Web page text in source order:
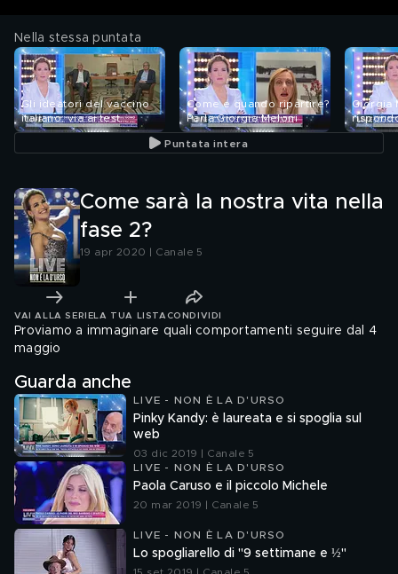
Nella stessa puntata
Gli ideatori del vaccino
italiano: via ai test
sull'uomo
Come e quando ripartire?
Parla Giorgia Meloni
Giorgia
Conte"
Puntata intera
Come sarà la nostra vita nella
fase 2?
19 apr 2020 | Canale 5
VAI ALLA SERIE LA TUA LISTA CONDIVIDI
Proviamo a immaginare quali comportamenti seguire dal 4
maggio
Guarda anche
LIVE - NON È LA D'URSO
Pinky Kandy: è laureata e si spoglia sul
web
03 dic 2019 | Canale 5
LIVE - NON È LA D'URSO
Paola Caruso e il piccolo Michele
20 mar 2019 | Canale 5
LIVE - NON È LA D'URSO
Lo spogliarello di "9 settimane e ½"